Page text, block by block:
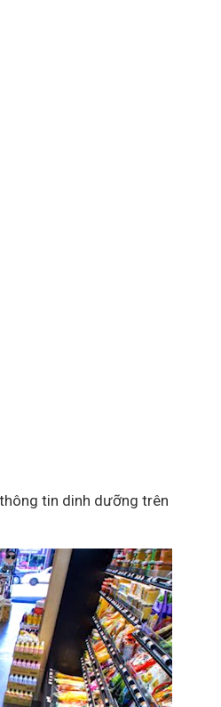
tin dinh dưỡng trên